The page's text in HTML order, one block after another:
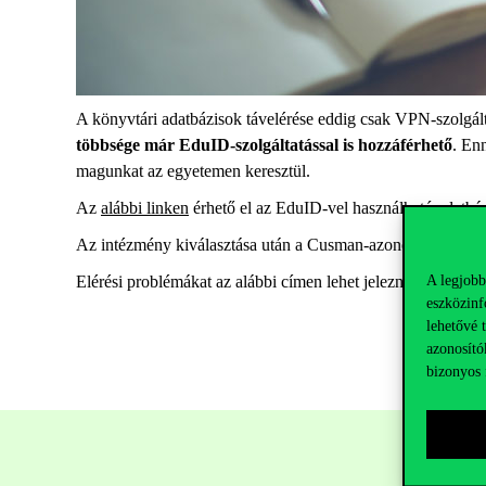
A
lehetővé
bizonyos
A könyvtári adatbázisok távelérése eddig csak VPN-
többsége már EduID-szolgáltatással is hozzáférhető.
magunkat az egyetemen keresztül.
Az alábbi linken érhető el az EduID-vel használható
Az intézmény kiválasztása után a Cusman-azonosító beírása
Elérési problémákat az alábbi címen lehet jelezni: